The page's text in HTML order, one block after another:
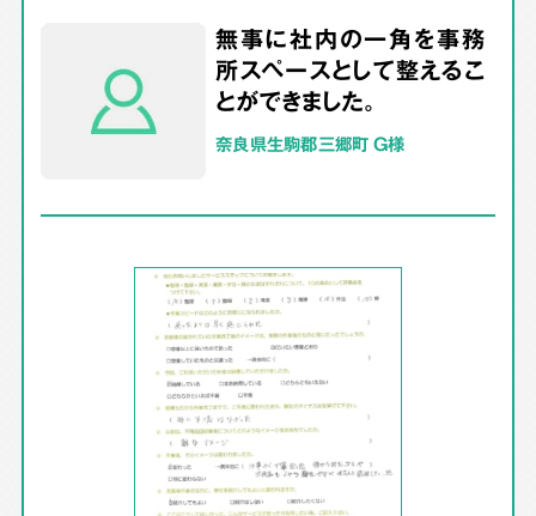
無事に社内の一角を事務
所スペースとして整えるこ
とができました。
奈良県生駒郡三郷町 G様